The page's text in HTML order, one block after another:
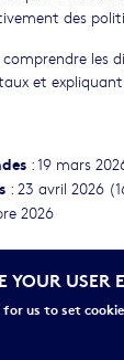
des
les
et expliquant
: 19 mars
: 23 avril 2026
2026
USER
for us to set